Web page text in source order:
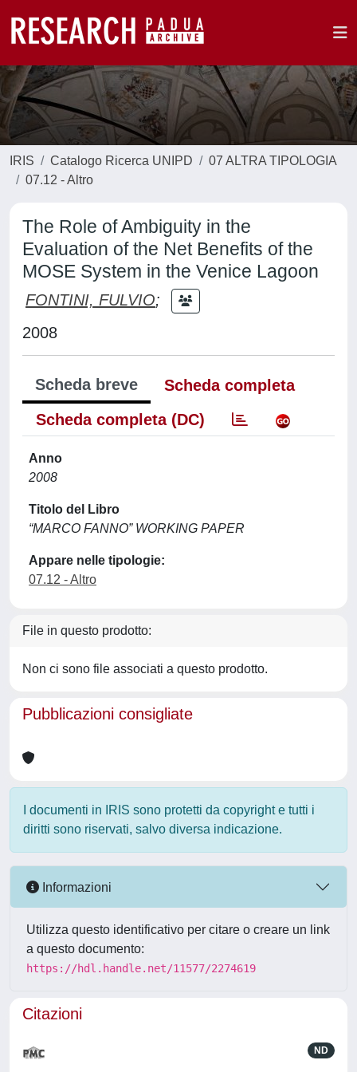
IRIS Catalogo Ricerca UNIPD
07 ALTRA TIPOLOGIA
07.12 - Altro
The Role of Ambiguity in the
Evaluation of the Net Benefits of the
MOSE System in the Venice Lagoon
FONTINI, FULVIO;
2008
Scheda breve
Scheda completa
Scheda completa (DC)
Anno
2008
Titolo del Libro
“MARCO FANNO” WORKING PAPER
Appare nelle tipologie:
07.12 - Altro
File in questo prodotto:
Non ci sono file associati a questo prodotto.
Pubblicazioni consigliate
I documenti in IRIS sono protetti da copyright e tutti i
diritti sono riservati, salvo diversa indicazione.
Informazioni
Utilizza questo identificativo per citare o creare un link
a questo documento:
https://hdl.handle.net/11577/2274619
Citazioni
ND